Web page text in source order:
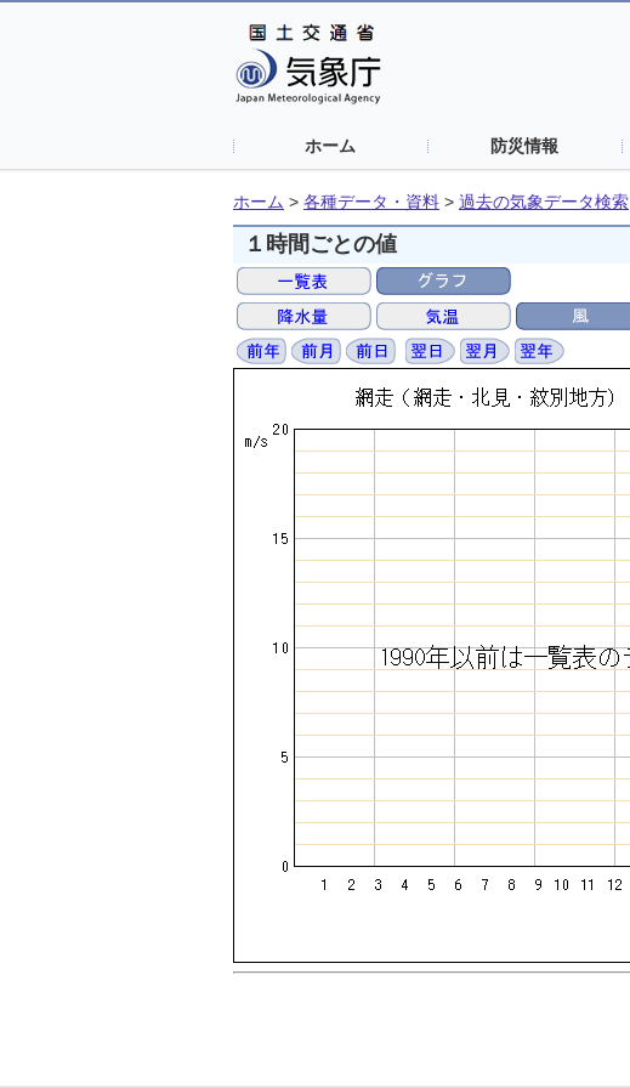
ホーム 防災情報
ホーム > 各種データ・資料 > 過去の気象データ検索
１時間ごとの値